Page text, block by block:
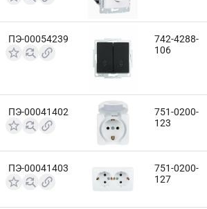
ПЭ-00054239
742-4288-
106
ПЭ-00041402
751-0200-
123
ПЭ-00041403
751-0200-
127